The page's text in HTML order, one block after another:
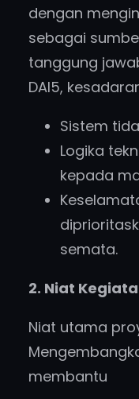
dengan
sebagai
tanggung
DAI5,
Sistem
Logika
kepada
semata.
2. Niat
Niat utama
membantu